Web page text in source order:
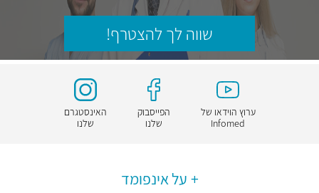
שווה לך להצטרף!
ערוץ הוידאו של
Infomed
הפייסבוק
שלנו
האינסטגרם
שלנו
על אינפומד